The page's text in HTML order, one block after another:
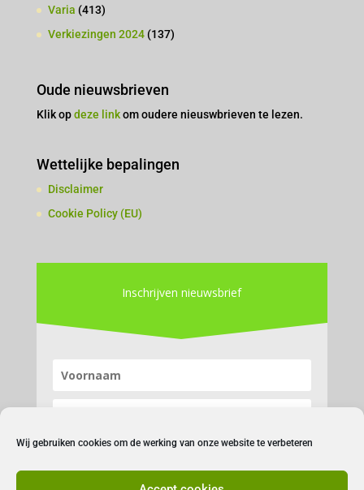
Wij gebruiken cookies om de werking van onze website te verbeteren
Varia (413)
Verkiezingen 2024(137)
Oude nieuwsbrieven
Klik opdeze linkom oudere nieuswbrieven te lezen.
Wettelijke bepalingen
Disclaimer
Cookie Policy (EU)
Inschrijven nieuwsbrief